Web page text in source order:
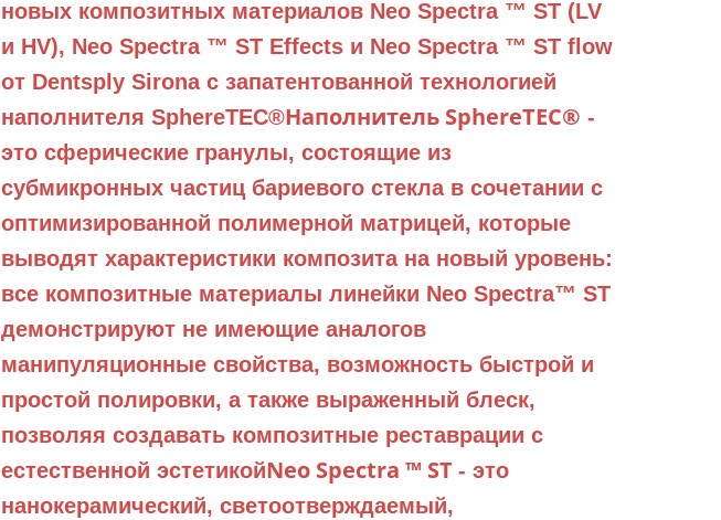
новых композитных материалов Neo Spectra ™ ST (LV
и HV), Neo Spectra ™ ST Effects и Neo Spectra ™ ST flow
от Dentsply Sirona с запатентованной технологией
наполнителя SphereTEC®Наполнитель SphereTEC® -
это сферические гранулы, состоящие из
субмикронных частиц бариевого стекла в сочетании с
оптимизированной полимерной матрицей, которые
выводят характеристики композита на новый уровень:
все композитные материалы линейки Neo Spectra™ ST
демонстрируют не имеющие аналогов
манипуляционные свойства, возможность быстрой и
простой полировки, а также выраженный блеск,
позволяя создавать композитные реставрации с
естественной эстетикойNeo Spectra ™ ST - это
нанокерамический, светоотверждаемый,